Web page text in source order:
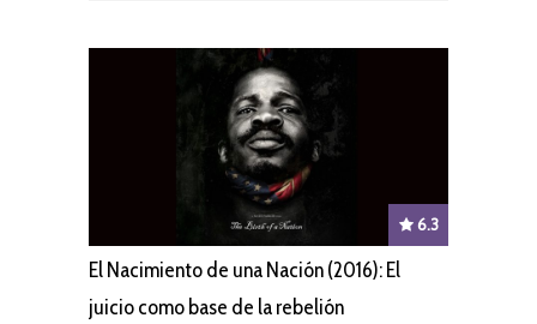
6.3
El Nacimiento de una Nación (2016): El
juicio como base de la rebelión